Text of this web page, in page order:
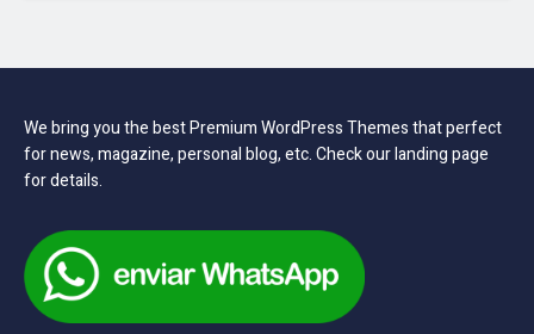
We bring you the best Premium WordPress Themes that perfect
for news, magazine, personal blog, etc. Check our landing page
for details.